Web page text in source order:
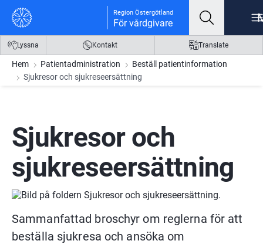
Gå till innehåll
Gå till meny
Gå till sidfot Region Östergötland
För vårdgivare
Lyssna Kontakt Translate
Hem Patientadministration
Beställ patientinformation
Sjukresor och sjukreseersättning
Sjukresor och
sjukreseersättning
Sammanfattad broschyr om reglerna för att
beställa sjukresa och ansöka om